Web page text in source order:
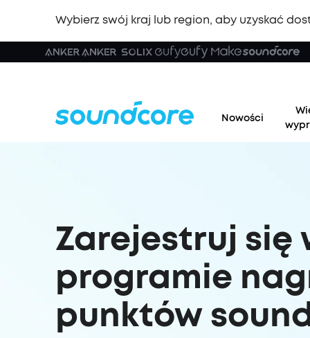
Wybierz swój kraj lub region, aby uzyskać
Nowości
Zarejestruj się
programie
punktów